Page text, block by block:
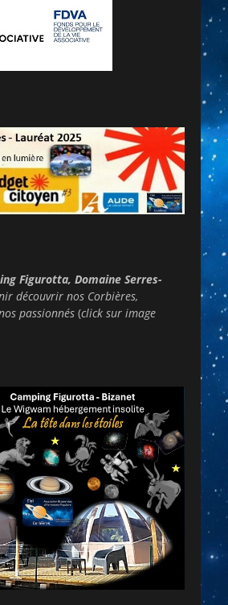
Figurotta, Domaine Serres-
découvrir nos Corbières,
passionnés (click sur image